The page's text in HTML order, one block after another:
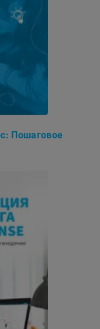
Пошаговое